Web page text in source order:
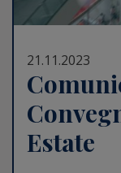
21.11.2023
Estate